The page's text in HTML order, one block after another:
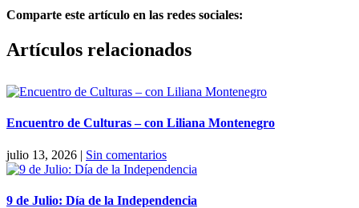
Comparte este artículo en las redes sociales:
Facebook
X
Reddit
LinkedIn
Pinterest
Vk
Artículos relacionados
Encuentro de Culturas – con Liliana Montenegro
julio 13, 2026 | Sin comentarios
9 de Julio: Día de la Independencia